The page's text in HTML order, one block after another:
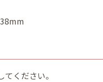
ください。